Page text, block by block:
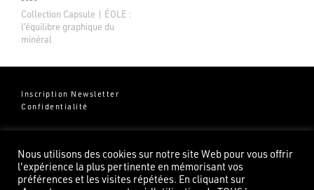
Collection Capsule | ÉOLE :
l’équilibre graphique du
minéral
Inscription Newsletter
Confidentialité
Groupe Pierredeplan
82100 Castelsarrasin
Nous utilisons des cookies sur notre site Web pour vous offrir
l'expérience la plus pertinente en mémorisant vos
préférences et les visites répétées. En cliquant sur